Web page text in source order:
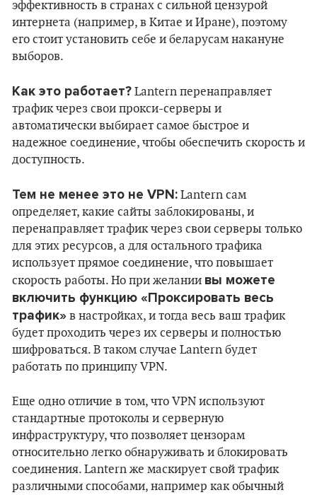
эффективность в странах с сильной цензурой
интернета (например, в Китае и Иране), поэтому
его стоит установить себе и беларусам накануне
выборов.
Как это работает? Lantern перенаправляет
трафик через свои прокси-серверы и
автоматически выбирает самое быстрое и
надежное соединение, чтобы обеспечить скорость и
доступность.
Тем не менее это не VPN: Lantern сам
определяет, какие сайты заблокированы, и
перенаправляет трафик через свои серверы только
для этих ресурсов, а для остального трафика
использует прямое соединение, что повышает
скорость работы. Но при желании вы можете
включить функцию «Проксировать весь
трафик» в настройках, и тогда весь ваш трафик
будет проходить через их серверы и полностью
шифроваться. В таком случае Lantern будет
работать по принципу VPN.
Еще одно отличие в том, что VPN используют
стандартные протоколы и серверную
инфраструктуру, что позволяет цензорам
относительно легко обнаруживать и блокировать
соединения. Lantern же маскирует свой трафик
различными способами, например как обычный